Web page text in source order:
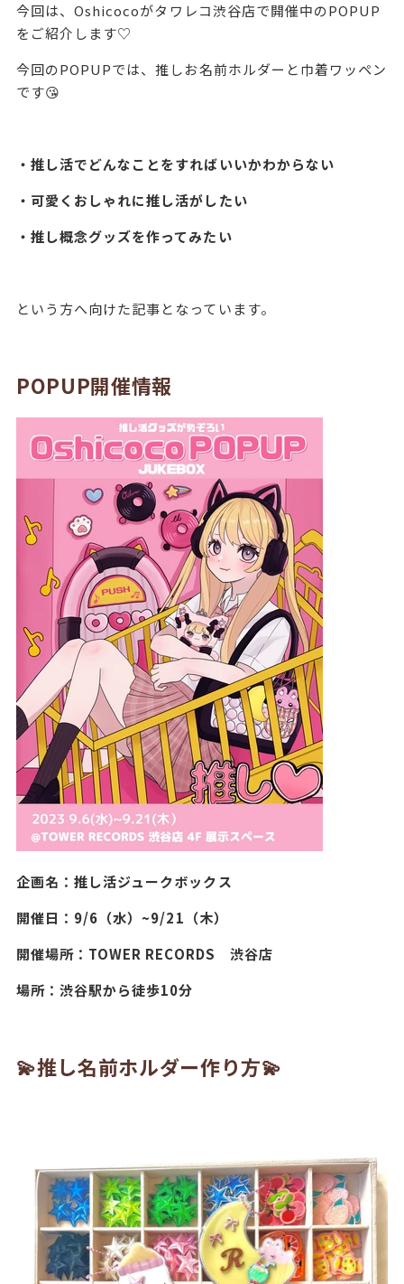
今回は、Oshicocoがタワレコ渋谷店で開催中のPOPUP
をご紹介します♡
今回のPOPUPでは、推しお名前ホルダーと巾着ワッペン
です😘
・推し活でどんなことをすればいいかわからない
・可愛くおしゃれに推し活がしたい
・推し概念グッズを作ってみたい
という方へ向けた記事となっています。
POPUP開催情報
企画名：推し活ジュークボックス
開催日：9/6（水）~9/21（木）
開催場所：TOWER RECORDS 渋谷店
場所：渋谷駅から徒歩10分
💫推し名前ホルダー作り方💫